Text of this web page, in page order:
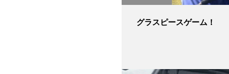
グラスピースゲーム！